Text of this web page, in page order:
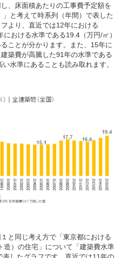
、床面積あたりの工事費予定額を
」と考えて時系列（年間）で表した
より、直近では12年における
おける水準である19.4（万円/㎡）
ことが分かります。また、15年に
築費が高騰した91年の水準である
水準にあることも読み取れます。
と同じ考え方で「東京都における
造）の住宅」について「建築費水準
表したグラフです。直近では11年の